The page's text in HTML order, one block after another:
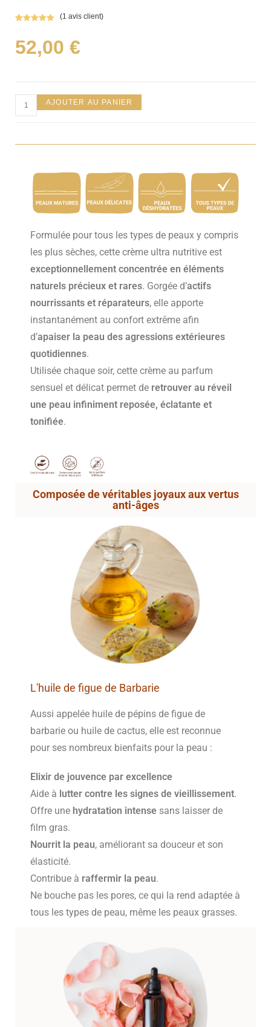
sur 5
basé sur
(1 avis client)
52,00 €
AJOUTER AU PANIER
Formulée pour tous les types de peaux y compris
les plus sèches, cette crème ultra nutritive est
exceptionnellement concentrée en éléments
naturels précieux et rares. Gorgée d’actifs
nourrissants et réparateurs, elle apporte
instantanément au confort extrême afin
d’apaiser la peau des agressions extérieures
quotidiennes.
Utilisée chaque soir, cette crème au parfum
sensuel et délicat permet de retrouver au réveil
une peau infiniment reposée, éclatante et
tonifiée.
Composée de véritables joyaux aux vertus
anti-âges
L'huile de figue de Barbarie
Aussi appelée huile de pépins de figue de
barbarie ou huile de cactus, elle est reconnue
pour ses nombreux bienfaits pour la peau :
Elixir de jouvence par excellence
Aide à lutter contre les signes de vieillissement.
Offre une hydratation intense sans laisser de
film gras.
Nourrit la peau, améliorant sa douceur et son
élasticité.
Contribue à raffermir la peau.
Ne bouche pas les pores, ce qui la rend adaptée à
tous les types de peau, même les peaux grasses.